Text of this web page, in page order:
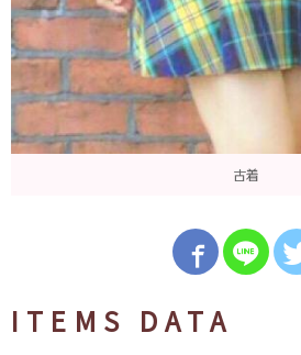
古着
ITEMS DATA